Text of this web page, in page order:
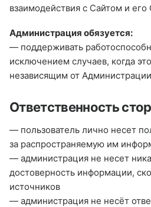
взаимодействия с Сайтом и
Администрация обязуется:
— поддерживать
исключением случаев, когда
независящим от
Ответственность
— пользователь лично несет
за распространяемую им
— администрация не несет
достоверность информации,
источников
— администрация не несёт